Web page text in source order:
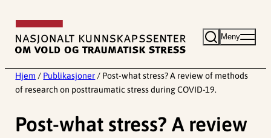
innhold
Meny
Hjem / Publikasjoner / Post-what stress? A review of methods
of research on posttraumatic stress during COVID-19.
Post-what stress? A review